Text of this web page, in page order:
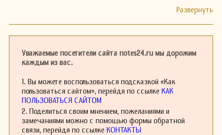
Уважаемые посетители сайта notes24.ru мы дорожим
каждым из вас.
1. Вы можете воспользоваться подсказкой «Как
пользоваться сайтом», перейдя по ссылке КАК
ПОЛЬЗОВАТЬСЯ САЙТОМ
2. Поделиться своим мнением, пожеланиями и
замечаниями можно с помощью формы обратной
связи, перейдя по ссылке КОНТАКТЫ